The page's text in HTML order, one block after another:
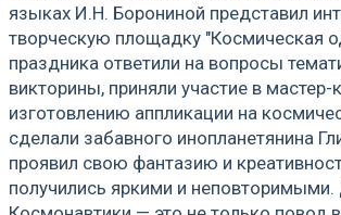
языках И.Н. Борониной представил
творческую площадку "Космическая
праздника ответили на вопросы
викторины, приняли участие в мастер-
изготовлению аппликации на
сделали забавного инопланетянина
проявил свою фантазию и
получились яркими и неповторимыми.